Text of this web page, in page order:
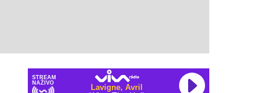
STREAM
NAŽIVO
Lavigne, Avril